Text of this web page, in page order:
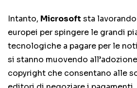
Intanto, Microsoft sta
europei per spingere le grandi
tecnologiche a pagare per le
si stanno muovendo
copyright che consentano alle